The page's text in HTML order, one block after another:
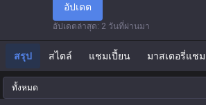
อัปเดต
อัปเดตล่าสุด: 2 วันที่ผ่านมา
สรุป สไตล์ แชมเปี้ยน
ทั้งหมด